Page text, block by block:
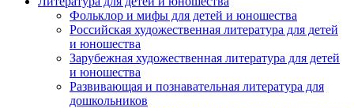
Фольклор и мифы для детей и юношества
Российская художественная литература для детей
и юношества
Зарубежная художественная литература для детей
и юношества
Развивающая и познавательная литература для
дошкольников